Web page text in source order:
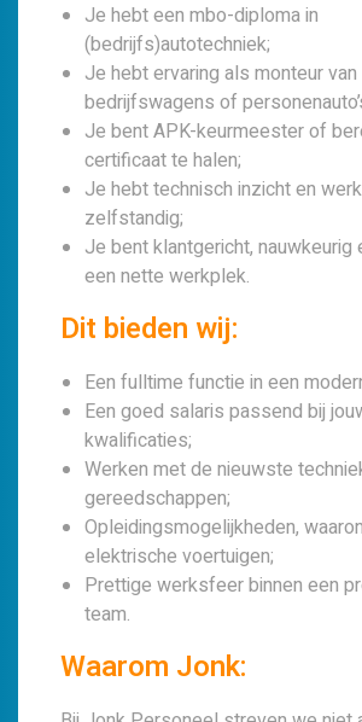
Je hebt een mbo-diploma in
(bedrijfs)autotechniek;
Je hebt ervaring als monteur
bedrijfswagens of
Je bent APK-keurmeester of
certificaat te halen;
Je hebt technisch inzicht en
zelfstandig;
Je bent klantgericht, nauwkeurig
een nette werkplek.
Dit bieden wij:
Een fulltime functie in een
Een goed salaris passend bij
kwalificaties;
Werken met de nieuwste
gereedschappen;
Opleidingsmogelijkheden,
elektrische voertuigen;
Prettige werksfeer binnen een
team.
Waarom Jonk: